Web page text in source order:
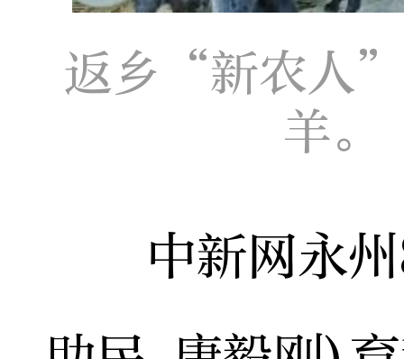
返乡“新农人”
羊
中新网永州